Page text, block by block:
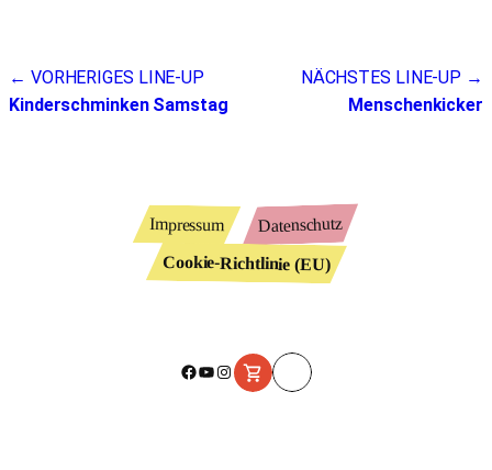
Beitragsnavigation
← VORHERIGES LINE-UP
Kinderschminken Samstag
NÄCHSTES LINE-UP →
Menschenkicker
Impressum Datenschutz
Cookie-Richtlinie (EU)
Facebook
YouTube
Instagram